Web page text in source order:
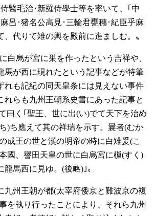
醫毛治･新羅侍學士等を率いて、｢中
呂･猪名公高見･三輪君甕穗･紀臣乎麻
、代りて雉の輿を殿前に進ましむ。〟
白烏が宮に巣を作ったという吉祥や、
馬が西に現れたという記事などが特筆
れも記紀の同天皇条には見えない事件
れらも九州王朝系史書にあった記事と
曰く｢聖王、世に出(い)でて天下を治め
)ち應えて其の祥瑞を示す。曩者(むか
成王の世と漢の明帝の時に白雉爰(こ
國、譽田天皇の世に白烏宮に樔(すく)
馬西に見ゆ。(後略)｣〟
州王朝が都(太宰府倭京と難波京の複
を執り行ったことにより、それら九州